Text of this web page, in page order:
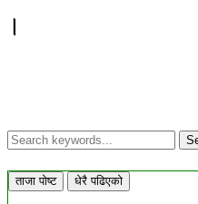
।
ताजा पोष्ट धेरै पढिएको